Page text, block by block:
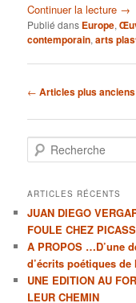
Continuer la lecture →
Publié dans Europe,
contemporain,arts
Navigation
articles
← Articles plus anciens
e
h
r
c
h
e
ARTICLES RÉCENTS
JUAN DIEGO
FOULE CHEZ
A PROPOS …D’une
d’écrits poétiques de
UNE EDITION AU
LEUR CHEMIN